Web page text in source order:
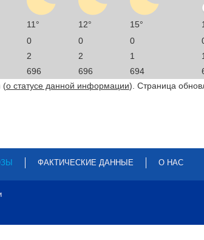
11° 12° 15°
0 0 0
2 2 1 1
696 696 694
(о статусе данной информации). Страница
ФАКТИЧЕСКИЕ ДАННЫЕ О НАС